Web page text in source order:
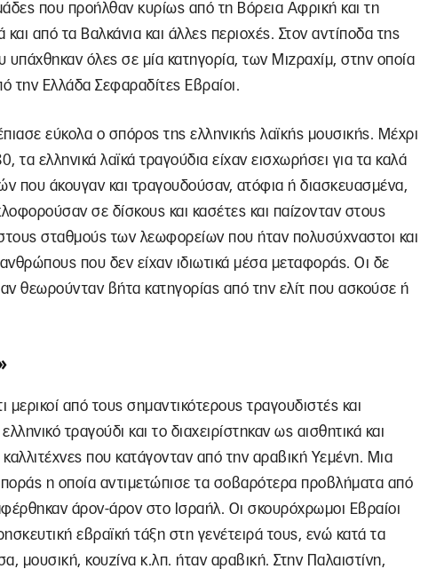
που προήλθαν κυρίως από τη Βόρεια Αφρική και τη
από τα Βαλκάνια και άλλες περιοχές. Στον αντίποδα της
υπάχθηκαν όλες σε μία κατηγορία, των Μιζραχίμ, στην οποία
την Ελλάδα Σεφαραδίτες Εβραίοι.
εύκολα ο σπόρος της ελληνικής λαϊκής μουσικής. Μέχρι
τα ελληνικά λαϊκά τραγούδια είχαν εισχωρήσει για τα καλά
που άκουγαν και τραγουδούσαν, ατόφια ή διασκευασμένα,
σε δίσκους και κασέτες και παίζονταν στους
σταθμούς των λεωφορείων που ήταν πολυσύχναστοι και
που δεν είχαν ιδιωτικά μέσα μεταφοράς. Οι δε
θεωρούνταν βήτα κατηγορίας από την ελίτ που ασκούσε ή
μερικοί από τους σημαντικότερους τραγουδιστές και
τραγούδι και το διαχειρίστηκαν ως αισθητικά και
καλλιτέχνες που κατάγονταν από την αραβική Υεμένη. Μια
η οποία αντιμετώπισε τα σοβαρότερα προβλήματα από
άρον-άρον στο Ισραήλ. Οι σκουρόχρωμοι Εβραίοι
εβραϊκή τάξη στη γενέτειρά τους, ενώ κατά τα
μουσική, κουζίνα κ.λπ. ήταν αραβική. Στην Παλαιστίνη,